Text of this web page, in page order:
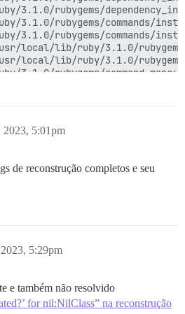
indefinido para nil:NilClass
2023, 5:01pm
de reconstrução completos e seu
5:29pm
e também não resolvido
for nil:NilClass” na reconstrução